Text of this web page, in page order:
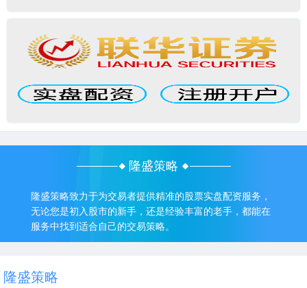
隆盛策略
隆盛策略致力于为交易者提供精准的股票实盘配资服务，
无论您是初入股市的新手，还是经验丰富的老手，都能在
服务中找到适合自己的交易策略。
隆盛策略